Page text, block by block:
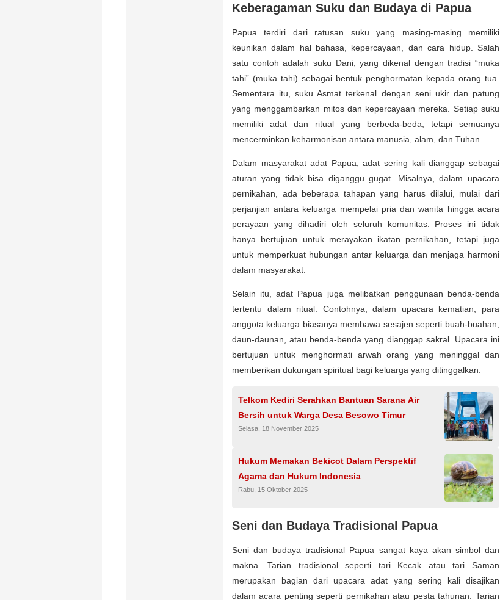
Keberagaman Suku dan Budaya di Papua
Papua terdiri dari ratusan suku yang masing-masing memiliki
keunikan dalam hal bahasa, kepercayaan, dan cara hidup. Salah
satu contoh adalah suku Dani, yang dikenal dengan tradisi “muka
tahi” (muka tahi) sebagai bentuk penghormatan kepada orang tua.
Sementara itu, suku Asmat terkenal dengan seni ukir dan patung
yang menggambarkan mitos dan kepercayaan mereka. Setiap suku
memiliki adat dan ritual yang berbeda-beda, tetapi semuanya
mencerminkan keharmonisan antara manusia, alam, dan Tuhan.
Dalam masyarakat adat Papua, adat sering kali dianggap sebagai
aturan yang tidak bisa diganggu gugat. Misalnya, dalam upacara
pernikahan, ada beberapa tahapan yang harus dilalui, mulai dari
perjanjian antara keluarga mempelai pria dan wanita hingga acara
perayaan yang dihadiri oleh seluruh komunitas. Proses ini tidak
hanya bertujuan untuk merayakan ikatan pernikahan, tetapi juga
untuk memperkuat hubungan antar keluarga dan menjaga harmoni
dalam masyarakat.
Selain itu, adat Papua juga melibatkan penggunaan benda-benda
tertentu dalam ritual. Contohnya, dalam upacara kematian, para
anggota keluarga biasanya membawa sesajen seperti buah-buahan,
daun-daunan, atau benda-benda yang dianggap sakral. Upacara ini
bertujuan untuk menghormati arwah orang yang meninggal dan
memberikan dukungan spiritual bagi keluarga yang ditinggalkan.
Telkom Kediri Serahkan Bantuan Sarana Air
Bersih untuk Warga Desa Besowo Timur
Selasa, 18 November 2025
Hukum Memakan Bekicot Dalam Perspektif
Agama dan Hukum Indonesia
Rabu, 15 Oktober 2025
Seni dan Budaya Tradisional Papua
Seni dan budaya tradisional Papua sangat kaya akan simbol dan
makna. Tarian tradisional seperti tari Kecak atau tari Saman
merupakan bagian dari upacara adat yang sering kali disajikan
dalam acara penting seperti pernikahan atau pesta tahunan. Tarian